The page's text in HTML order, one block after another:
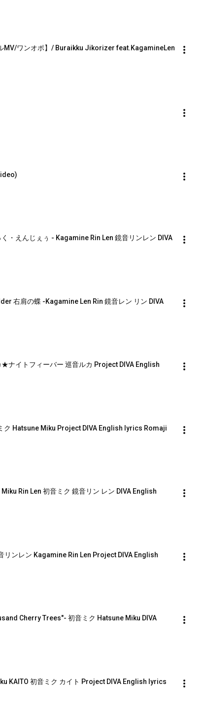
MV/ワンオポ】/ Buraikku Jikorizer feat.KagamineLen
・えんじぇぅ - Kagamine Rin Len 鏡音リンレン DIVA
右肩の蝶 -Kagamine Len Rin 鏡音レン リン DIVA
ナイトフィーバー 巡音ルカ Project DIVA English
ク Hatsune Miku Project DIVA English lyrics Romaji
Rin Len 初音ミク 鏡音リン レン DIVA English
ンレン Kagamine Rin Len Project DIVA English
Cherry Trees"- 初音ミク Hatsune Miku DIVA
KAITO 初音ミク カイト Project DIVA English lyrics